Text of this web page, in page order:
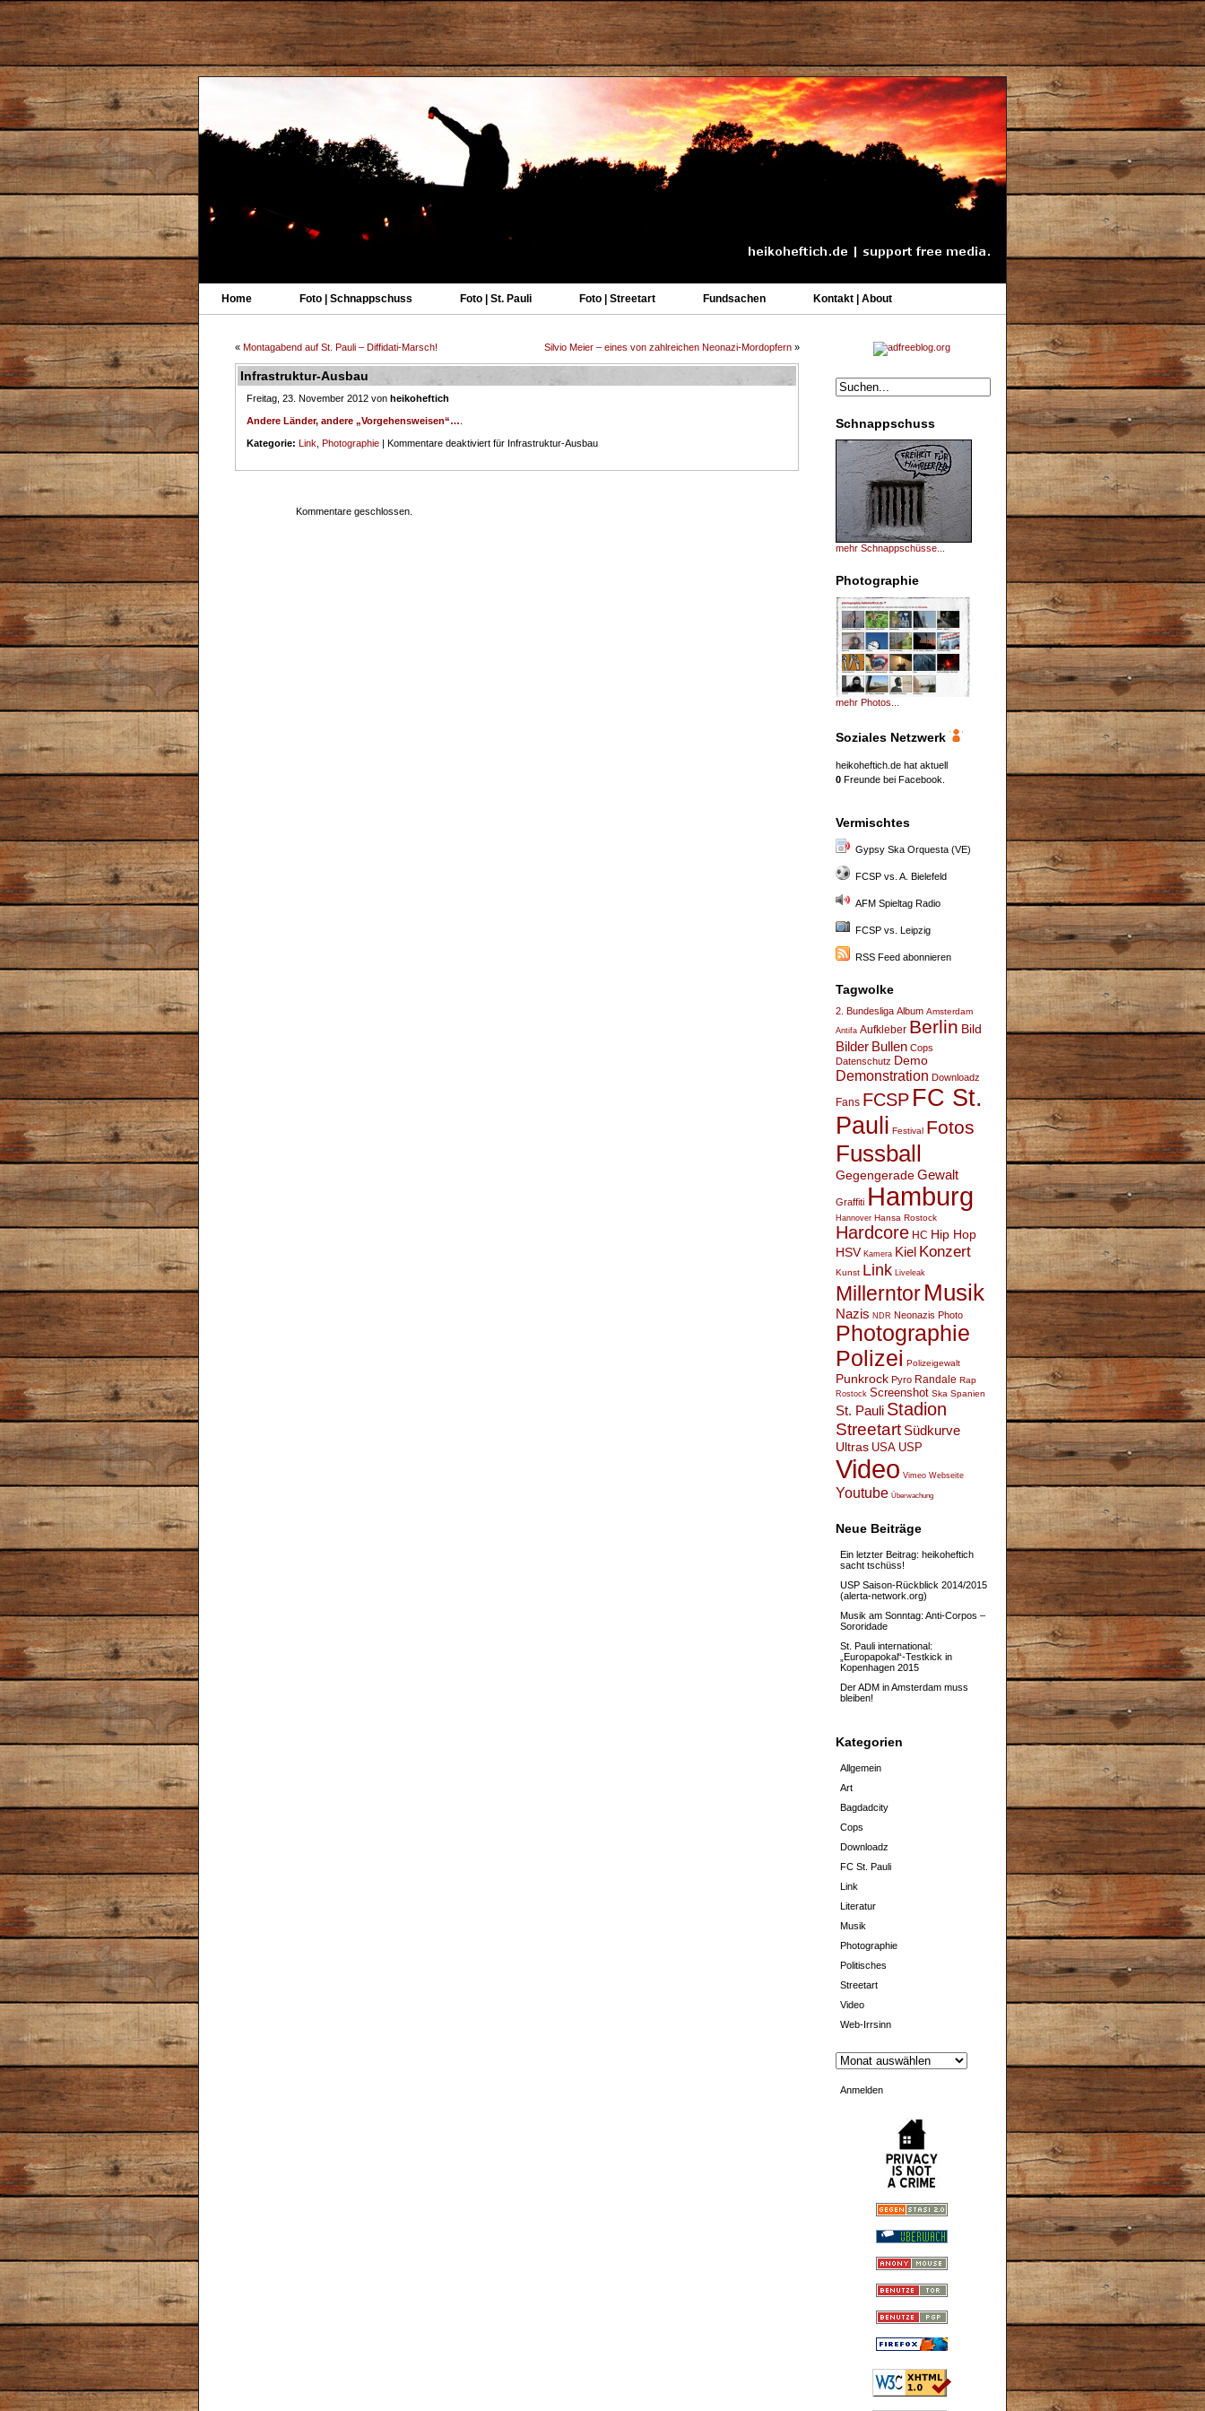
Home Foto | Schnappschuss Foto | St. Pauli Foto | Streetart Fundsachen Kontakt | About
Schnappschuss
mehr Schnappschüsse...
Photographie
mehr Photos...
Soziales Netzwerk
heikoheftich.de hat aktuell
0 Freunde bei Facebook.
Vermischtes
Gypsy Ska Orquesta (VE)
FCSP vs. A. Bielefeld
AFM Spieltag Radio
FCSP vs. Leipzig
RSS Feed abonnieren
Tagwolke
2. Bundesliga Album Amsterdam
Antifa Aufkleber Berlin Bild
Bilder Bullen Cops
Datenschutz Demo
Demonstration Downloadz
Fans FCSP FC St.
Pauli Festival Fotos
Fussball
GegengeradeGewalt
Graffiti Hamburg
Hannover Hansa Rostock
Hardcore HC Hip Hop
HSV Kamera Kiel Konzert
Kunst Link Liveleak
Millerntor Musik
Nazis NDR Neonazis Photo
Photographie
Polizei Polizeigewalt
Punkrock Pyro Randale Rap
Rostock Screenshot Ska Spanien
St. Pauli Stadion
Streetart Südkurve
Ultras USA USP
Video Vimeo Webseite
Youtube Überwachung
Neue Beiträge
Ein letzter Beitrag: heikoheftich
sacht tschüss!
USP Saison-Rückblick 2014/2015
(alerta-network.org)
Musik am Sonntag: Anti-Corpos –
Sororidade
St. Pauli international:
„Europapokal“-Testkick in
Kopenhagen 2015
Der ADM in Amsterdam muss
bleiben!
Kategorien
Allgemein
Art
Bagdadcity
Cops
Downloadz
FC St. Pauli
Link
Literatur
Musik
Photographie
Politisches
Streetart
Video
Web-Irrsinn
Anmelden
« Montagabend auf St. Pauli – Diffidati-Marsch! Silvio Meier – eines von zahlreichen Neonazi-Mordopfern »
Infrastruktur-Ausbau
Freitag, 23. November 2012 von heikoheftich
Andere Länder, andere „Vorgehensweisen“…
Kategorie: Link Photographie | Kommentare deaktiviert für Infrastruktur-Ausbau
Kommentare geschlossen.